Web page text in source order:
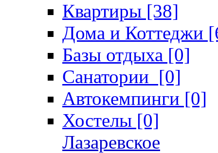
Квартиры [38]
Дома и Коттеджи
Базы отдыха [0]
Санатории [0]
Автокемпинги [0]
Хостелы [0]
Лазаревское